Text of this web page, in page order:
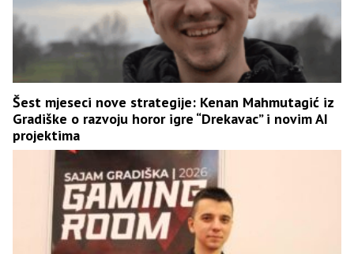
Šest mjeseci nove strategije: Kenan Mahmutagić iz
Gradiške o razvoju horor igre “Drekavac” i novim AI
projektima